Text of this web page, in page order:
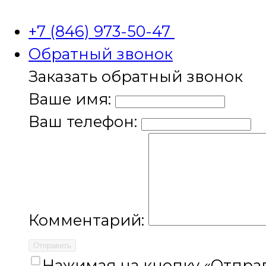
+7 (846) 973-50-47
Обратный звонок
Заказать обратный звонок
Ваше имя:
Ваш телефон:
Комментарий:
Отправить